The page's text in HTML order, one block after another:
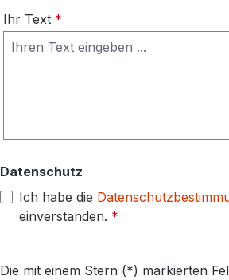
Ihr Text *
Datenschutz
Ich habe die
einverstanden. *
Die mit einem Stern (*) markierten